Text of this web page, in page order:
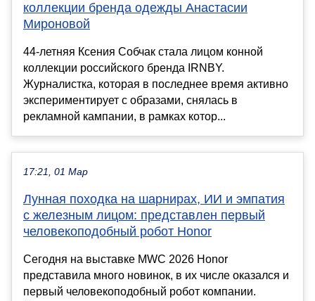
коллекции бренда одежды Анастасии
Мироновой
44-летняя Ксения Собчак стала лицом конной
коллекции российского бренда IRNBY.
Журналистка, которая в последнее время активно
экспериментирует с образами, снялась в
рекламной кампании, в рамках котор...
17:21, 01 Мар
Лунная походка на шарнирах, ИИ и эмпатия
с железным лицом: представлен первый
человекоподобный робот Honor
Сегодня на выставке MWC 2026 Honor
представила много новинок, в их числе оказался и
первый человекоподобный робот компании.